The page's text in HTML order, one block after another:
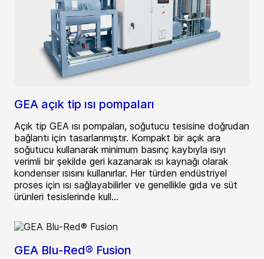
GEA açık tip ısı pompaları
Açık tip GEA ısı pompaları, soğutucu tesisine doğrudan
bağlantı için tasarlanmıştır. Kompakt bir açık ara
soğutucu kullanarak minimum basınç kaybıyla ısıyı
verimli bir şekilde geri kazanarak ısı kaynağı olarak
kondenser ısısını kullanırlar. Her türden endüstriyel
proses için ısı sağlayabilirler ve genellikle gıda ve süt
ürünleri tesislerinde kull...
GEA Blu-Red® Fusion